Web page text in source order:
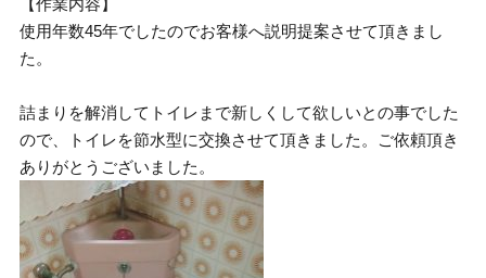
【作業内容】
使用年数45年でしたのでお客様へ説明提案させて頂きまし
た。
詰まりを解消してトイレまで新しくして欲しいとの事でした
ので、トイレを節水型に交換させて頂きました。ご依頼頂き
ありがとうございました。